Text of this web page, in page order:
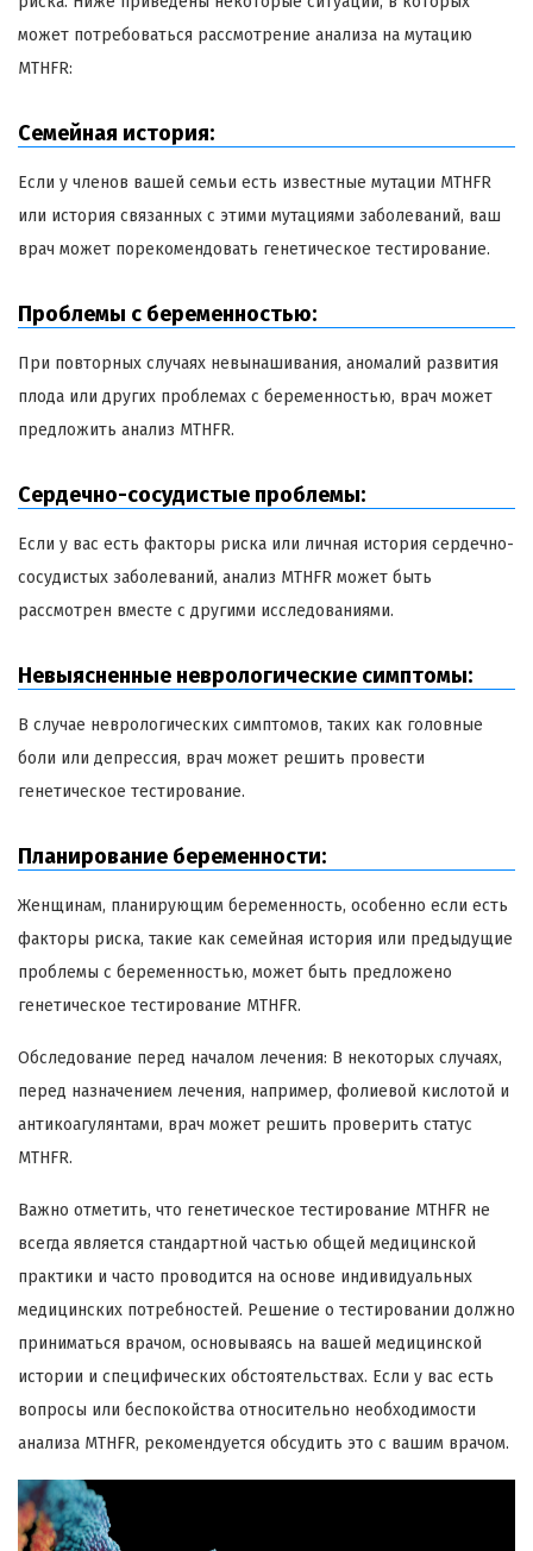
может потребоваться рассмотрение анализа на мутацию
MTHFR:
Семейная история:
Если у членов вашей семьи есть известные мутации MTHFR
или история связанных с этими мутациями заболеваний, ваш
врач может порекомендовать генетическое тестирование.
Проблемы с беременностью:
При повторных случаях невынашивания, аномалий развития
плода или других проблемах с беременностью, врач может
предложить анализ MTHFR.
Сердечно-сосудистые проблемы:
Если у вас есть факторы риска или личная история сердечно-
сосудистых заболеваний, анализ MTHFR может быть
рассмотрен вместе с другими исследованиями.
Невыясненные неврологические симптомы:
В случае неврологических симптомов, таких как головные
боли или депрессия, врач может решить провести
генетическое тестирование.
Планирование беременности:
Женщинам, планирующим беременность, особенно если есть
факторы риска, такие как семейная история или предыдущие
проблемы с беременностью, может быть предложено
генетическое тестирование MTHFR.
Обследование перед началом лечения: В некоторых случаях,
перед назначением лечения, например, фолиевой кислотой и
антикоагулянтами, врач может решить проверить статус
MTHFR.
Важно отметить, что генетическое тестирование MTHFR не
всегда является стандартной частью общей медицинской
практики и часто проводится на основе индивидуальных
медицинских потребностей. Решение о тестировании должно
приниматься врачом, основываясь на вашей медицинской
истории и специфических обстоятельствах. Если у вас есть
вопросы или беспокойства относительно необходимости
анализа MTHFR, рекомендуется обсудить это с вашим врачом.